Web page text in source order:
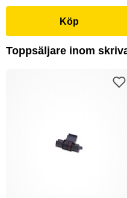
Köp
Toppsäljare inom